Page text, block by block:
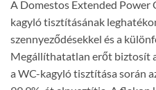
A Domestos Extended
kagyló tisztításának
szennyeződésekkel és a
Megállíthatatlan erőt biztosít
a WC-kagyló tisztítása során